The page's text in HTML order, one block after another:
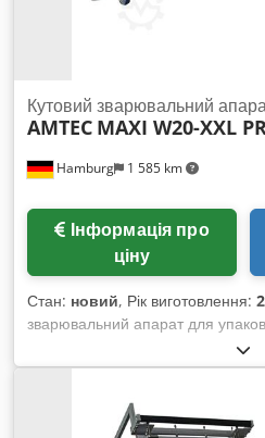
Hamburg 1 585 km
Кутовий зварювальний
AMTEC MAXI W20-XXL
ціну
Стан: новий, Рік виготовлення:
зварювальний апарат для
версія PRO з посиленим
стабільно точних результатів
більших виробів,
продукту, автоматичне